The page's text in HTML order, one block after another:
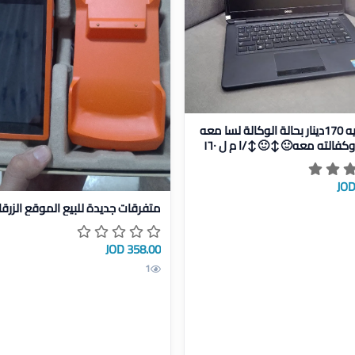
الوكالة لسا معه توصيلة وكفالته معه🙂‍↕️🙂‍↕️/ا م ل ١٦٠
بدي ابعيه 170دينار بحالة الوكالة لسا معه
معه🙂‍↕️🙂‍↕️/ا م ل ١٦٠
عرض تفاصيل متفرقات جديدة
متفرقات جديدة للبيع الموقع
358.00 JOD
1